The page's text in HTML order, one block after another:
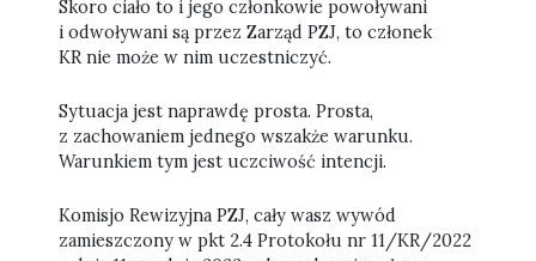
Skoro ciało to i jego członkowie powoływani
i odwoływani są przez Zarząd PZJ, to członek
KR nie może w nim uczestniczyć.
Sytuacja jest naprawdę prosta. Prosta,
z zachowaniem jednego wszakże warunku.
Warunkiem tym jest uczciwość intencji.
Komisjo Rewizyjna PZJ, cały wasz wywód
zamieszczony w pkt 2.4 Protokołu nr 11/KR/2022